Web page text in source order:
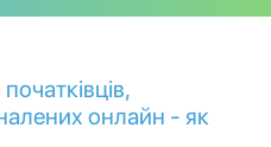
онлайн - як